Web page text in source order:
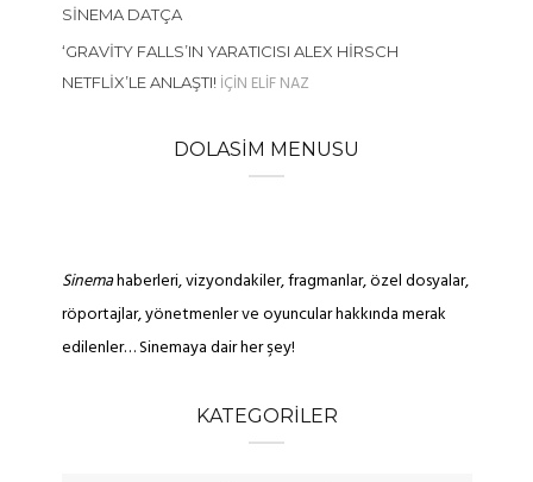
SINEMA DATÇA
‘GRAVITY FALLS’IN YARATICISI ALEX HIRSCH
NETFLIX’LE ANLAŞTI!IÇIN ELIF NAZ
DOLASIM MENUSU
Sinemahaberleri, vizyondakiler, fragmanlar, özel dosyalar,
röportajlar, yönetmenler ve oyuncular hakkında merak
edilenler… Sinemaya dair her şey!
KATEGORILER